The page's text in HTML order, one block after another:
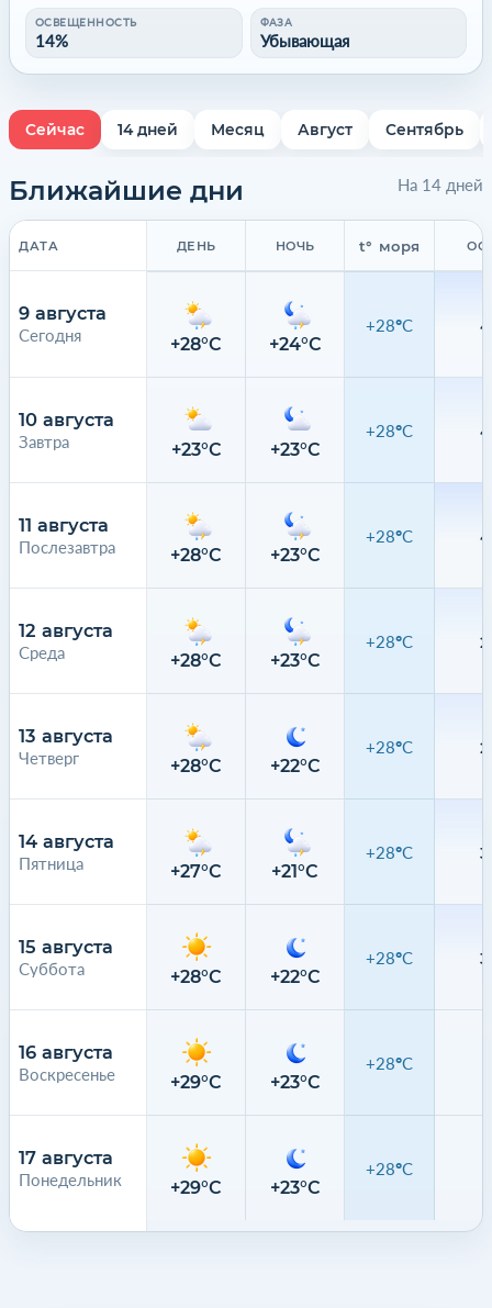
ОСВЕЩЕННОСТЬ
14%
ФАЗА
Убывающая
Сейчас 14 дней Месяц Август Сентябрь
Ближайшие дни На 14 дней
ДАТА
9 августа
Сегодня
10 августа
Завтра
11 августа
Послезавтра
12 августа
Среда
13 августа
Четверг
14 августа
Пятница
15 августа
Суббота
16 августа
Воскресенье
17 августа
Понедельник
ДЕНЬ НОЧЬ t° моря
+28°C +24°C
+28°C
+23°C +23°C
+28°C
+28°C +23°C
+28°C
+28°C +23°C
+28°C
+28°C +22°C
+28°C
+27°C +21°C
+28°C
+28°C +22°C
+28°C
+29°C +23°C
+28°C
+29°C +23°C
+28°C